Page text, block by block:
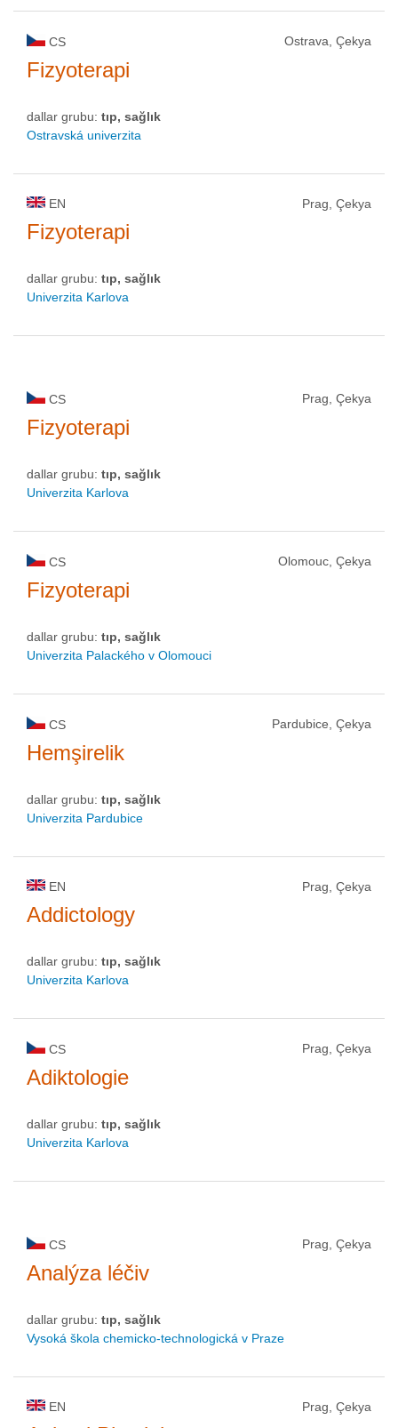
CS Ostrava, Çekya
Fizyoterapi
dallar grubu: tıp, sağlık
Ostravská univerzita
EN Prag, Çekya
Fizyoterapi
dallar grubu: tıp, sağlık
Univerzita Karlova
CS Prag, Çekya
Fizyoterapi
dallar grubu: tıp, sağlık
Univerzita Karlova
CS Olomouc, Çekya
Fizyoterapi
dallar grubu: tıp, sağlık
Univerzita Palackého v Olomouci
CS Pardubice, Çekya
Hemşirelik
dallar grubu: tıp, sağlık
Univerzita Pardubice
EN Prag, Çekya
Addictology
dallar grubu: tıp, sağlık
Univerzita Karlova
CS Prag, Çekya
Adiktologie
dallar grubu: tıp, sağlık
Univerzita Karlova
CS Prag, Çekya
Analýza léčiv
dallar grubu: tıp, sağlık
Vysoká škola chemicko-technologická v Praze
EN Prag, Çekya